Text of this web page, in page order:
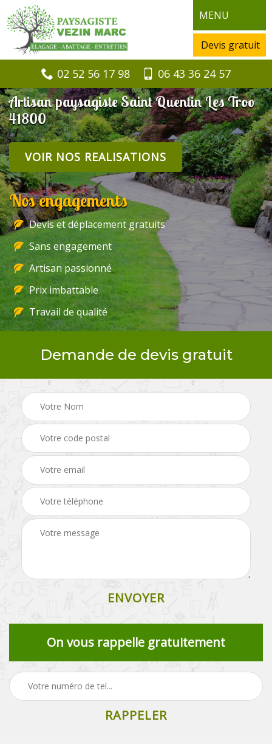
MENU
Devis gratuit
02 52 56 17 98 06 43 36 24 57
Artisan paysagiste Saint Quentin Les Troo
41800
VOIR NOS REALISATIONS
Nos engagements
Devis et déplacement gratuits
Sans engagement
Artisan passionné
Prix imbattable
Travail de qualité
Demande de devis gratuit
On vous rappelle gratuitement